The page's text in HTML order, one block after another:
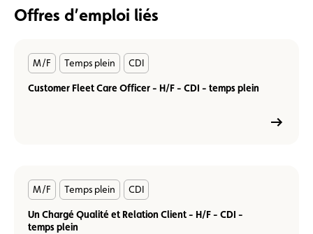
Offres d’emploi liés
M/F Temps plein CDI
Customer Fleet Care Officer - H/F - CDI - temps plein
savoir
M/F Temps plein CDI
Un Chargé Qualité et Relation Client - H/F - CDI -
temps plein
savoir